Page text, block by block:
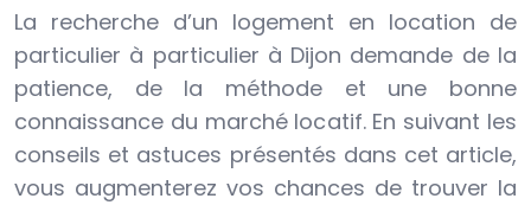
La recherche d’un logement en location de
particulier à particulier à Dijon demande de la
patience, de la méthode et une bonne
connaissance du marché locatif. En suivant les
conseils et astuces présentés dans cet article,
vous augmenterez vos chances de trouver la